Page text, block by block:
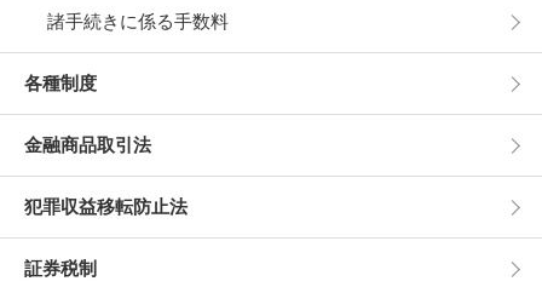
諸手続きに係る手数料
各種制度
金融商品取引法
犯罪収益移転防止法
証券税制